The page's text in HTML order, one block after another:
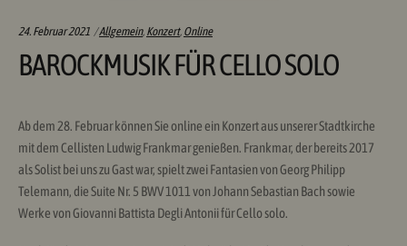
24. Februar 2021 Categories:
Allgemein, Konzert, Online
BAROCKMUSIK FÜR CELLO SOLO
Ab dem 28. Februar können Sie online ein Konzert aus unserer Stadtkirche
mit dem Cellisten Ludwig Frankmar genießen. Frankmar, der bereits 2017
als Solist bei uns zu Gast war, spielt zwei Fantasien von Georg Philipp
Telemann, die Suite Nr. 5 BWV 1011 von Johann Sebastian Bach sowie
Werke von Giovanni Battista Degli Antonii für Cello solo.